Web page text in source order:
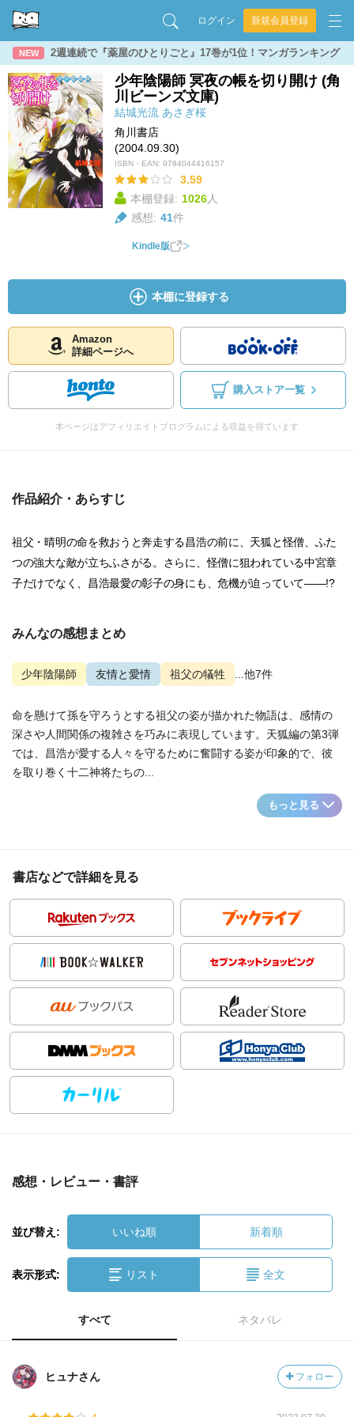
ログイン 新規会員登録
NEW 2週連続で『薬屋のひとりごと』17巻が1位！マンガランキング
少年陰陽師 冥夜の帳を切り開け (角
川ビーンズ文庫)
結城光流 あさぎ桜
角川書店
(2004.09.30)
ISBN・EAN: 9784044416157
3.59
本棚登録: 1026人
感想: 41件
Kindle版
本棚に登録する
Amazon
詳細ページへ
購入ストア一覧
本ページはアフィリエイトプログラムによる収益を得ています
作品紹介・あらすじ
祖父・晴明の命を救おうと奔走する昌浩の前に、天狐と怪僧、ふた
つの強大な敵が立ちふさがる。さらに、怪僧に狙われている中宮章
子だけでなく、昌浩最愛の彰子の身にも、危機が迫っていて――!?
みんなの感想まとめ
少年陰陽師 友情と愛情 祖父の犠牲 ...他7件
命を懸けて孫を守ろうとする祖父の姿が描かれた物語は、感情の
深さや人間関係の複雑さを巧みに表現しています。天狐編の第3弾
では、昌浩が愛する人々を守るために奮闘する姿が印象的で、彼
を取り巻く十二神将たちの...
もっと見る
書店などで詳細を見る
感想・レビュー・書評
並び替え: いいね順 新着順
表示形式: リスト 全文
すべて ネタバレ
ヒュナさん フォロー